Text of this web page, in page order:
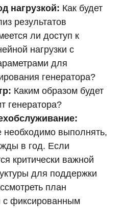
нагрузкой: Как будет
результатов
ли доступ к
нагрузки с
для
генератора?
Каким образом будет
генератора?
необходимо выполнять,
в год. Если
критически важной
для поддержки
план
с фиксированным